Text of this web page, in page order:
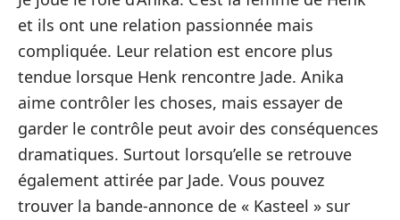
et ils ont une relation passionnée mais
compliquée. Leur relation est encore plus
tendue lorsque Henk rencontre Jade. Anika
aime contrôler les choses, mais essayer de
garder le contrôle peut avoir des conséquences
dramatiques. Surtout lorsqu’elle se retrouve
également attirée par Jade. Vous pouvez
trouver la bande-annonce de « Kasteel » sur